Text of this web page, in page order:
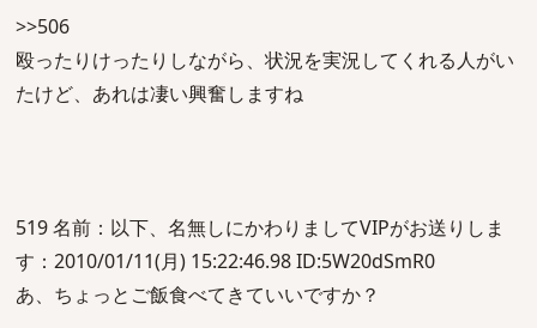
>>506
殴ったりけったりしながら、状況を実況してくれる人がい
たけど、あれは凄い興奮しますね
519 名前：以下、名無しにかわりましてVIPがお送りしま
す：2010/01/11(月) 15:22:46.98 ID:5W20dSmR0
あ、ちょっとご飯食べてきていいですか？